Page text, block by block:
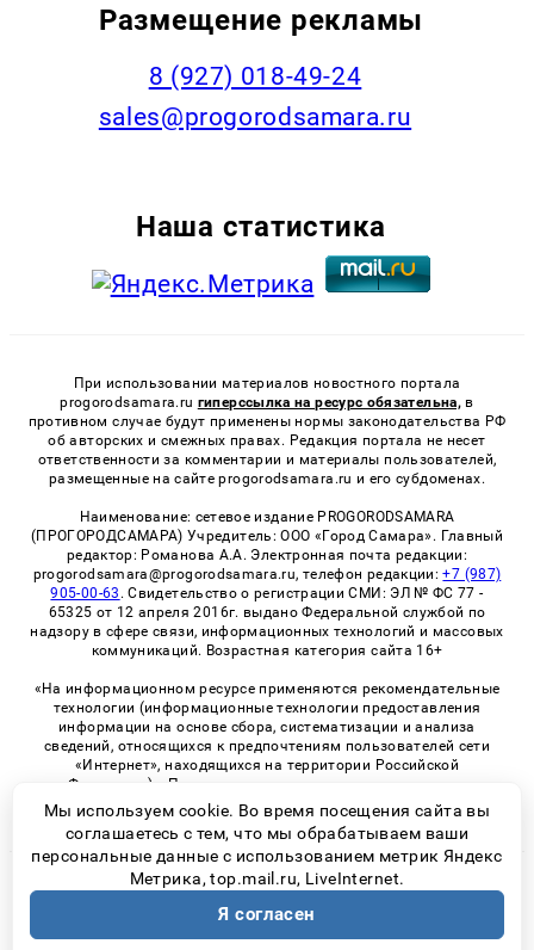
Размещение рекламы
8 (927) 018-49-24
sales@progorodsamara.ru
Наша статистика
При использовании материалов новостного портала
progorodsamara.ru гиперссылка на ресурс обязательна, в
противном случае будут применены нормы законодательства РФ
об авторских и смежных правах. Редакция портала не несет
ответственности за комментарии и материалы пользователей,
размещенные на сайте progorodsamara.ru и его субдоменах.
Наименование: сетевое издание PROGORODSAMARA
(ПРОГОРОДСАМАРА) Учредитель: ООО «Город Самара». Главный
редактор: Романова А.А. Электронная почта редакции:
progorodsamara@progorodsamara.ru, телефон редакции:+7 (987)
905-00-63 . Свидетельство о регистрации СМИ: ЭЛ № ФС 77 -
65325 от 12 апреля 2016г. выдано Федеральной службой по
надзору в сфере связи, информационных технологий и массовых
коммуникаций. Возрастная категория сайта 16+
«На информационном ресурсе применяются рекомендательные
технологии (информационные технологии предоставления
информации на основе сбора, систематизации и анализа
сведений, относящихся к предпочтениям пользователей сети
«Интернет», находящихся на территории Российской
Федерации)». Правила применения рекомендательных
технологий в виджетах рекламно-обменной сети
«СМИ2» (PDF)
© 2026 «ProGorodSamara» | Все права защищены
Возрастная категория сайта 16+
Политика конфиденциальности
Мы используем cookie. Во время посещения сайта вы
соглашаетесь с тем, что мы обрабатываем ваши
персональные данные с использованием метрик Яндекс
Метрика, top.mail.ru, LiveInternet.
Я согласен